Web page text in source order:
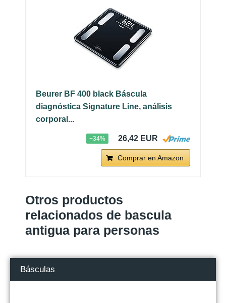
Beurer BF 400 black Báscula
diagnóstica Signature Line, análisis
corporal...
−34% 26,42 EUR
Comprar en Amazon
Otros productos
relacionados de bascula
antigua para personas
Básculas